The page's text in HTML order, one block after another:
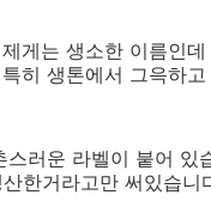
게는 생소한 이름인
히 생톤에서 그윽하
러운 라벨이 붙어 있
한거라고만 써있습니